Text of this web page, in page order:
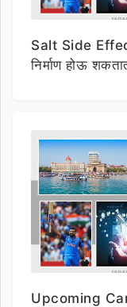
Salt Side
निर्माण होऊ
Upcoming Car